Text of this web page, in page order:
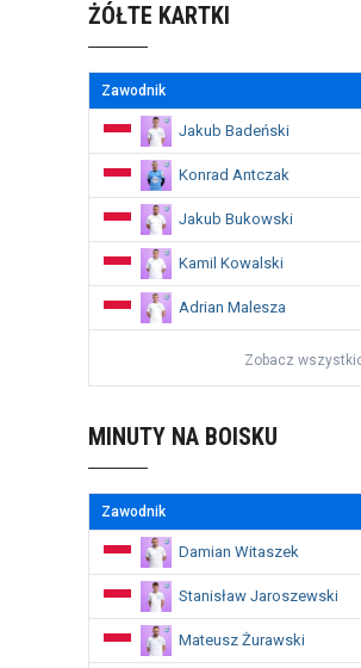
ŻÓŁTE KARTKI
Zawodnik
Jakub Badeński
Konrad Antczak
Jakub Bukowski
Kamil Kowalski
Adrian Malesza
Zobacz
MINUTY NA BOISKU
Zawodnik
Damian Witaszek
Stanisław Jaroszewski
Mateusz Żurawski